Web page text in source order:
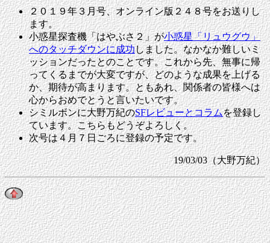
２０１９年３月号、オンライン版２４８号をお送りし
ます。
小惑星探査機「はやぶさ２」が小惑星「リュウグウ」
へのタッチダウンに成功しました。なかなか難しいミ
ッションだったとのことです。これから先、無事に帰
ってくるまでが大変ですが、どのような成果を上げる
か、期待が高まります。ともあれ、関係者の皆様へは
心からおめでとうと言いたいです。
シミルボンに大野万紀のSFレビューとコラムを登録し
ています。こちらもどうぞよろしく。
次号は４月７日ごろに登録の予定です。
19/03/03（大野万紀）